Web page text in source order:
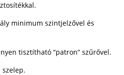
minimum szintjelzővel és
tisztítható “patron” szűrővel.